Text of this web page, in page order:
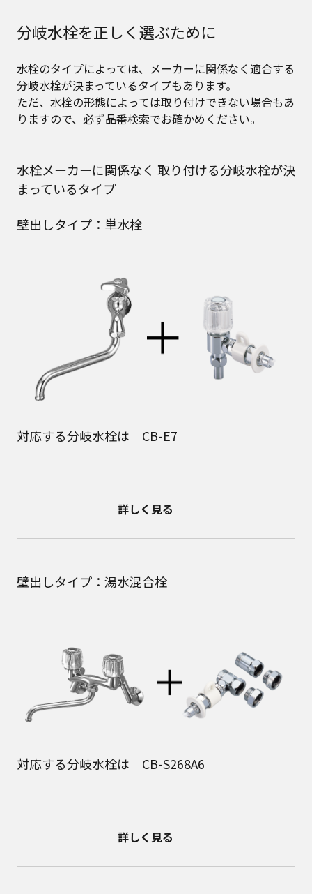
分岐水栓を正しく選ぶために
水栓のタイプによっては、メーカーに関係なく適合する
分岐水栓が決まっているタイプもあります。
ただ、水栓の形態によっては取り付けできない場合もあ
りますので、必ず品番検索でお確かめください。
水栓メーカーに関係なく 取り付ける分岐水栓が決
まっているタイプ
壁出しタイプ：単水栓
対応する分岐水栓は CB-E7
詳しく見る
壁出しタイプ：湯水混合栓
対応する分岐水栓は CB-S268A6
詳しく見る